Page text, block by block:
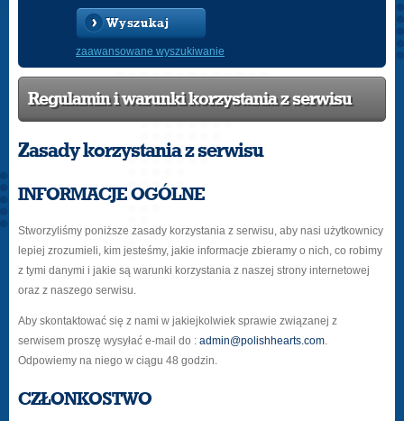
Wyszukaj
zaawansowane wyszukiwanie
Regulamin i warunki korzystania z serwisu
Zasady korzystania z serwisu
INFORMACJE OGÓLNE
Stworzyliśmy poniższe zasady korzystania z serwisu, aby nasi użytkownicy
lepiej zrozumieli, kim jesteśmy, jakie informacje zbieramy o nich, co robimy
z tymi danymi i jakie są warunki korzystania z naszej strony internetowej
oraz z naszego serwisu.
Aby skontaktować się z nami w jakiejkolwiek sprawie związanej z
serwisem proszę wysyłać e-mail do : admin@polishhearts.com.
Odpowiemy na niego w ciągu 48 godzin.
CZŁONKOSTWO